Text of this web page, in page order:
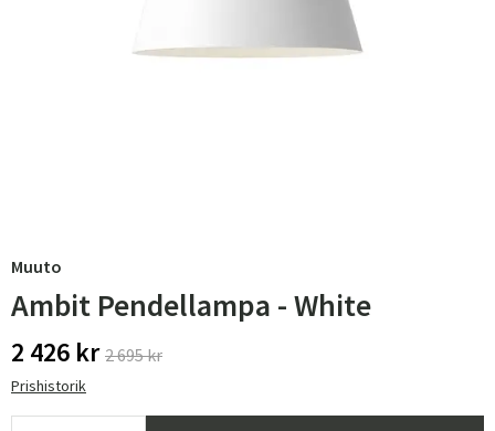
Muuto
Ambit Pendellampa - White
2 426 kr 2 695 kr
Prishistorik